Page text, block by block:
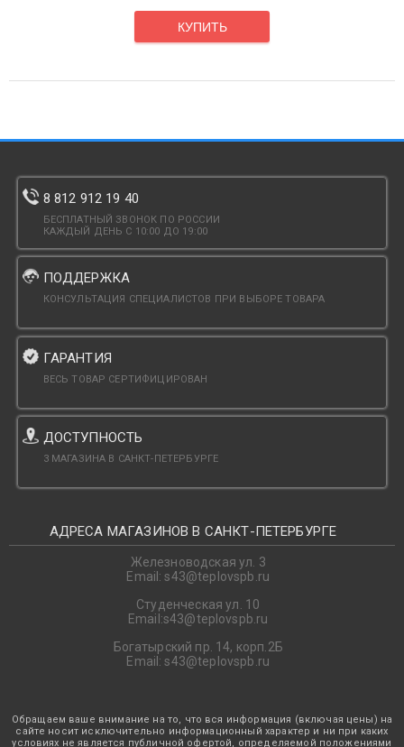
КУПИТЬ
8 812 912 19 40
БЕСПЛАТНЫЙ ЗВОНОК ПО РОССИИ
КАЖДЫЙ ДЕНЬ С 10:00 ДО 19:00
ПОДДЕРЖКА
КОНСУЛЬТАЦИЯ СПЕЦИАЛИСТОВ ПРИ ВЫБОРЕ ТОВАРА
ГАРАНТИЯ
ВЕСЬ ТОВАР СЕРТИФИЦИРОВАН
ДОСТУПНОСТЬ
3 МАГАЗИНА В САНКТ-ПЕТЕРБУРГЕ
АДРЕСА МАГАЗИНОВ В САНКТ-ПЕТЕРБУРГЕ
Железноводская ул. 3
Email: s43@teplovspb.ru
Студенческая ул. 10
Email:s43@teplovspb.ru
Богатырский пр. 14, корп.2Б
Email: s43@teplovspb.ru
Обращаем ваше внимание на то, что вся информация (включая цены) на
сайте носит исключительно информационный характер и ни при каких
условиях не является публичной офертой, определяемой положениями